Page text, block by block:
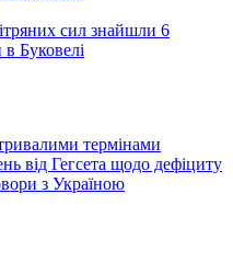
сил знайшли 6
Буковелі
термінами
від Гегсета щодо дефіциту
з Україною